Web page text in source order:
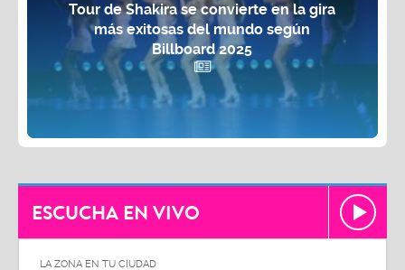
Tour de Shakira se convierte en la gira
más exitosas del mundo según
Billboard 2025
ESCUCHA EN VIVO
LA ZONA EN TU CIUDAD